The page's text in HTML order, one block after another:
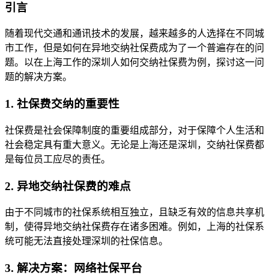
引言
随着现代交通和通讯技术的发展，越来越多的人选择在不同城
市工作，但是如何在异地交纳社保费成为了一个普遍存在的问
题。以在上海工作的深圳人如何交纳社保费为例，探讨这一问
题的解决方案。
1. 社保费交纳的重要性
社保费是社会保障制度的重要组成部分，对于保障个人生活和
社会稳定具有重大意义。无论是上海还是深圳，交纳社保费都
是每位员工应尽的责任。
2. 异地交纳社保费的难点
由于不同城市的社保系统相互独立，且缺乏有效的信息共享机
制，使得异地交纳社保费存在诸多困难。例如，上海的社保系
统可能无法直接处理深圳的社保信息。
3. 解决方案：网络社保平台